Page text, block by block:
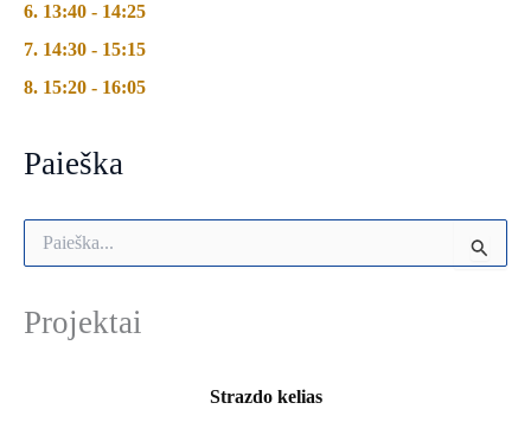
6. 13:40 - 14:25
7. 14:30 - 15:15
8. 15:20 - 16:05
Paieška
e
k
Projektai
Strazdo kelias